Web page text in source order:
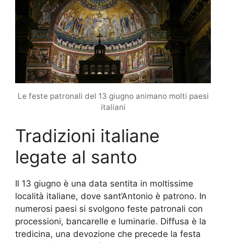
Le feste patronali del 13 giugno animano molti paesi
italiani
Tradizioni italiane
legate al santo
Il 13 giugno è una data sentita in moltissime
località italiane, dove sant’Antonio è patrono. In
numerosi paesi si svolgono feste patronali con
processioni, bancarelle e luminarie. Diffusa è la
tredicina, una devozione che precede la festa